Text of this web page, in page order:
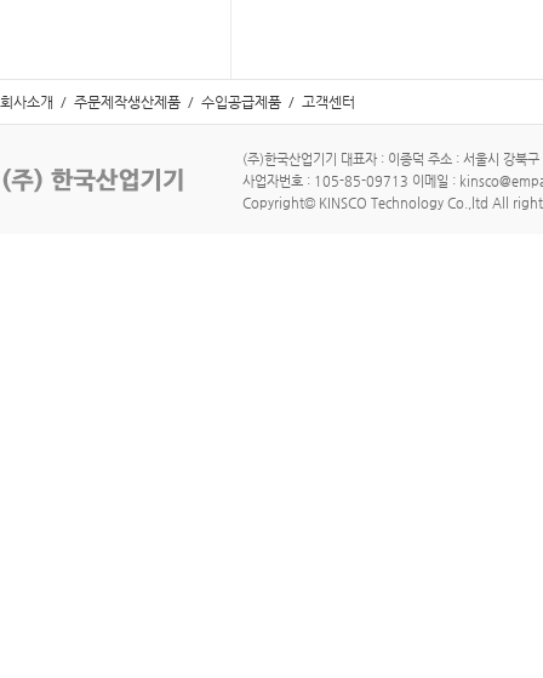
회사소개 / 주문제작생산제품 / 수입공급제품 / 고객센터
(주)한국산업기기 대표자 : 이종덕 주소 : 서울시
사업자번호 : 105-85-09713 이메일 :
Copyright© KINSCO Technology Co.,ltd All